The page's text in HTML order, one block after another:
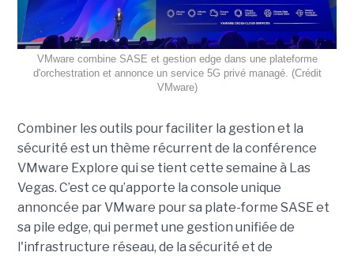
VMware combine SASE et gestion edge dans une plateforme
d'orchestration et annonce un service 5G privé managé. (Crédit
VMware)
Combiner les outils pour faciliter la gestion et la
sécurité est un thème récurrent de la conférence
VMware Explore qui se tient cette semaine à Las
Vegas. C’est ce qu’apporte la console unique
annoncée par VMware pour sa plate-forme SASE et
sa pile edge, qui permet une gestion unifiée de
l'infrastructure réseau, de la sécurité et de